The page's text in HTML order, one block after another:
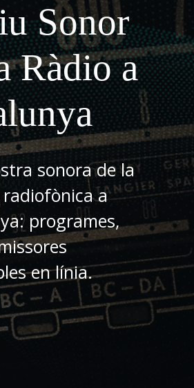
Sonor
Ràdio a
sonora de la
a
programes,
en línia.